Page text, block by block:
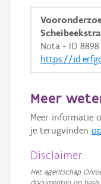
Nota - ID 8898
https://
Meer
Meer informatie
je terugvinden
Disclaimer
Het agentschap